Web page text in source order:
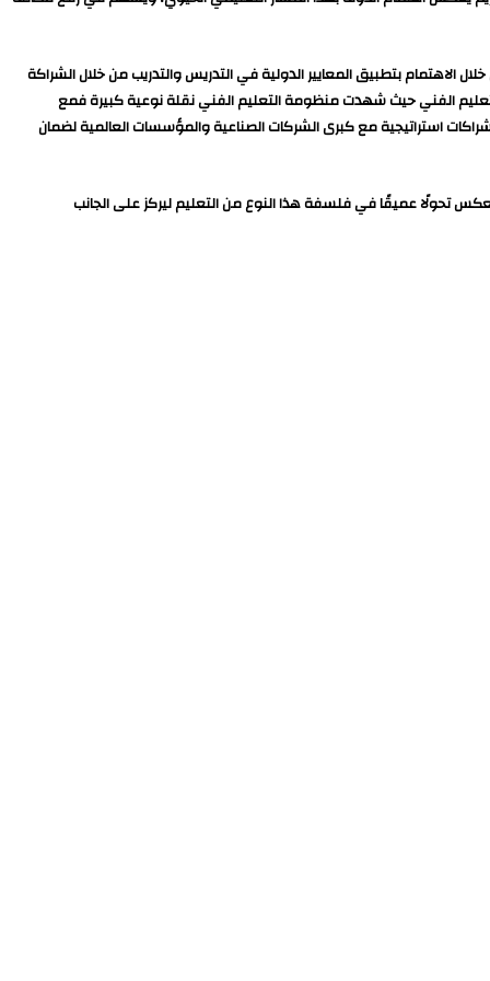
الاهتمام بتطبيق المعايير الدولية في التدريس والتدريب من خلال الشراكة
الفني حيث شهدت منظومة التعليم الفني نقلة نوعية كبيرة فمع
استراتيجية مع كبرى الشركات الصناعية والمؤسسات العالمية لضمان
تحولًا عميقًا في فلسفة هذا النوع من التعليم ليركز على الجانب